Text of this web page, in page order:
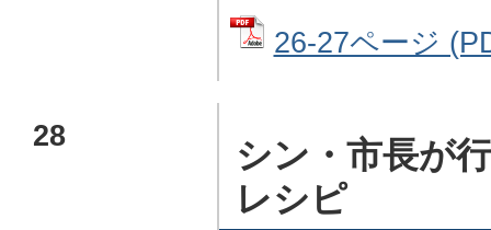
26-27ページ
28
シン・市長が
レシピ